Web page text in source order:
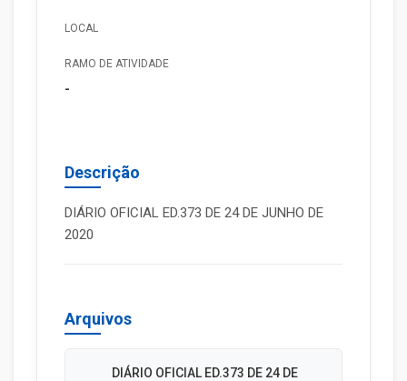
LOCAL
RAMO DE ATIVIDADE
-
Descrição
DIÁRIO OFICIAL ED.373 DE 24 DE JUNHO DE
2020
Arquivos
DIÁRIO OFICIAL ED.373 DE 24 DE